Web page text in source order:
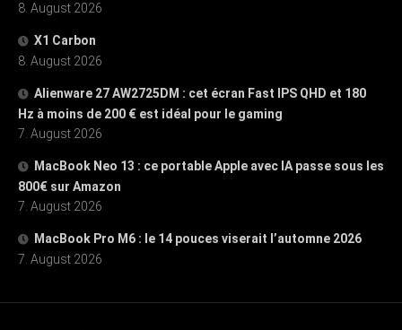
8. August 2026
X1 Carbon
8. August 2026
Alienware 27 AW2725DM : cet écran Fast IPS QHD et 180
Hz à moins de 200 € est idéal pour le gaming
7. August 2026
MacBook Neo 13 : ce portable Apple avec IA passe sous les
800€ sur Amazon
7. August 2026
MacBook Pro M6 : le 14 pouces viserait l’automne 2026
7. August 2026